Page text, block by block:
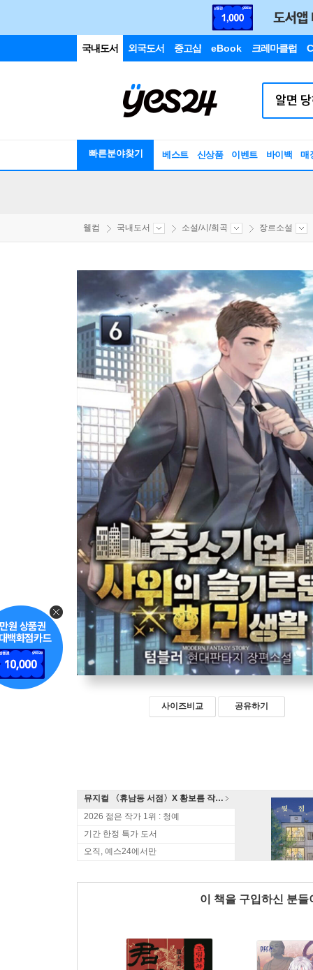
국내도서 외국도서 중고샵 eBook 크레마클럽
빠른분야찾기 베스트 신상품 이벤트 바이백 매
웰컴 국내도서 소설/시/희곡 장르소설
사이즈비교 공유하기
뮤지컬 〈휴남동 서점〉X 황보름 작가 북토크
2026 젊은 작가 1위 : 청예
기간 한정 특가 도서
오직, 예스24에서만
이 책을 구입하신 분